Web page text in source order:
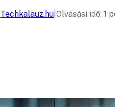
Techkalauz.hu Olvasási idő: 1